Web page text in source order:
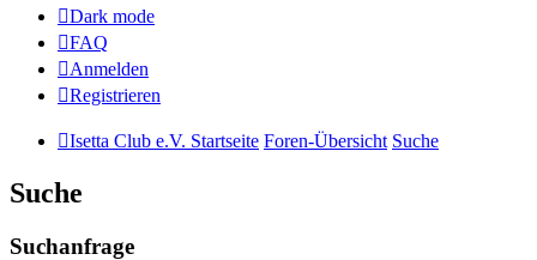
Dark mode
FAQ
Anmelden
Registrieren
Isetta Club e.V. Startseite Foren-Übersicht Suche
Suche
Suchanfrage